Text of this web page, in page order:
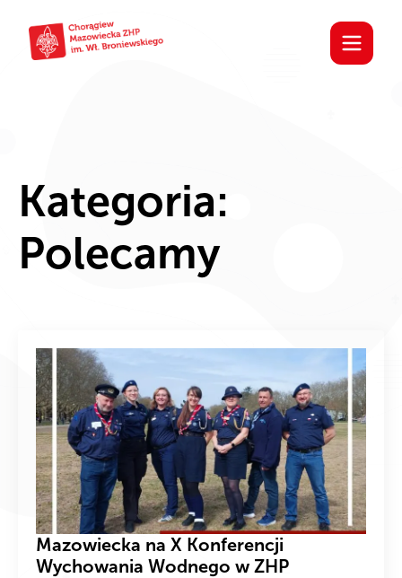
Kategoria:
Polecamy
Mazowiecka na X Konferencji
Wychowania Wodnego w ZHP